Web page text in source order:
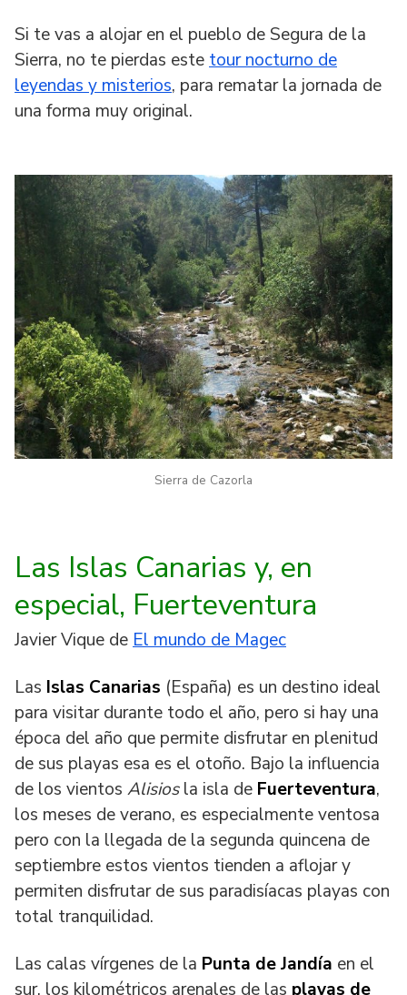
Si te vas a alojar en el pueblo de Segura de la
Sierra, no te pierdas este tour nocturno de
leyendas y misterios, para rematar la jornada de
una forma muy original.
Sierra de Cazorla
Las Islas Canarias y, en
especial, Fuerteventura
Javier Vique de El mundo de Magec
Las Islas Canarias (España) es un destino ideal
para visitar durante todo el año, pero si hay una
época del año que permite disfrutar en plenitud
de sus playas esa es el otoño. Bajo la influencia
de los vientos Alisiosla isla de Fuerteventura,
los meses de verano, es especialmente ventosa
pero con la llegada de la segunda quincena de
septiembre estos vientos tienden a aflojar y
permiten disfrutar de sus paradisíacas playas con
total tranquilidad.
Las calas vírgenes de la Punta de Jandía en el
sur, los kilométricos arenales de las playas de